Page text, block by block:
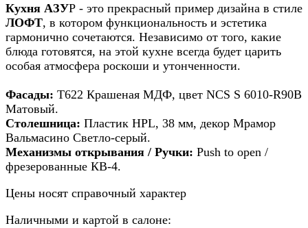
Кухня АЗУР - это прекрасный пример дизайна в стиле
ЛОФТ, в котором функциональность и эстетика
гармонично сочетаются. Независимо от того, какие
блюда готовятся, на этой кухне всегда будет царить
особая атмосфера роскоши и утонченности.
Фасады: Т622 Крашеная МДФ, цвет NCS S 6010-R90B
Матовый.
Столешница: Пластик HPL, 38 мм, декор Мрамор
Вальмасино Светло-серый.
Механизмы открывания / Ручки: Push to open /
фрезерованные КВ-4.
Цены носят справочный характер
Наличными и картой в салоне: